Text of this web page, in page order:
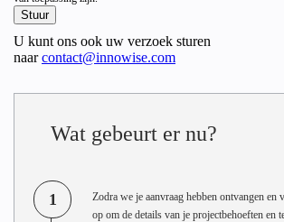
U kunt ons ook uw verzoek sturen
naarcontact@innowise.com
Wat gebeurt er nu?
1
Zodra we je aanvraag hebben ontvangen en
op om de details van je projectbehoeften en